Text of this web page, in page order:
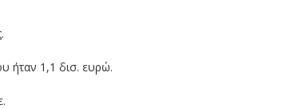
ήταν 1,1 δισ. ευρώ.